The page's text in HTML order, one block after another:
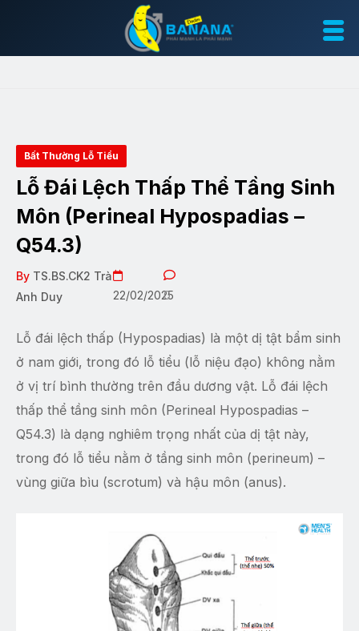
Bất Thường Lỗ Tiểu
Lỗ Đái Lệch Thấp Thể Tầng Sinh
Môn (Perineal Hypospadias –
Q54.3)
By TS.BS.CK2 Trà
Anh Duy
22/02/2025
0
Lỗ đái lệch thấp (Hypospadias) là một dị tật bẩm sinh
ở nam giới, trong đó lỗ tiểu (lỗ niệu đạo) không nằm
ở vị trí bình thường trên đầu dương vật. Lỗ đái lệch
thấp thể tầng sinh môn (Perineal Hypospadias –
Q54.3) là dạng nghiêm trọng nhất của dị tật này,
trong đó lỗ tiểu nằm ở tầng sinh môn (perineum) –
vùng giữa bìu (scrotum) và hậu môn (anus).